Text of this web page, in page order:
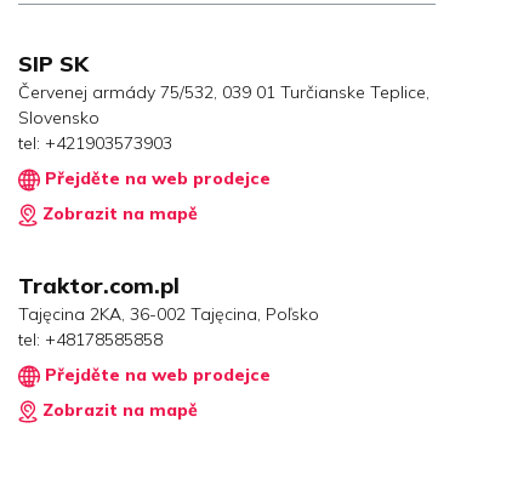
SIP SK
Červenej armády 75/532, 039 01 Turčianske Teplice,
Slovensko
tel: +421903573903
Přejděte na web prodejce
Zobrazit na mapě
Traktor.com.pl
Tajęcina 2KA, 36-002 Tajęcina, Poľsko
tel: +48178585858
Přejděte na web prodejce
Zobrazit na mapě